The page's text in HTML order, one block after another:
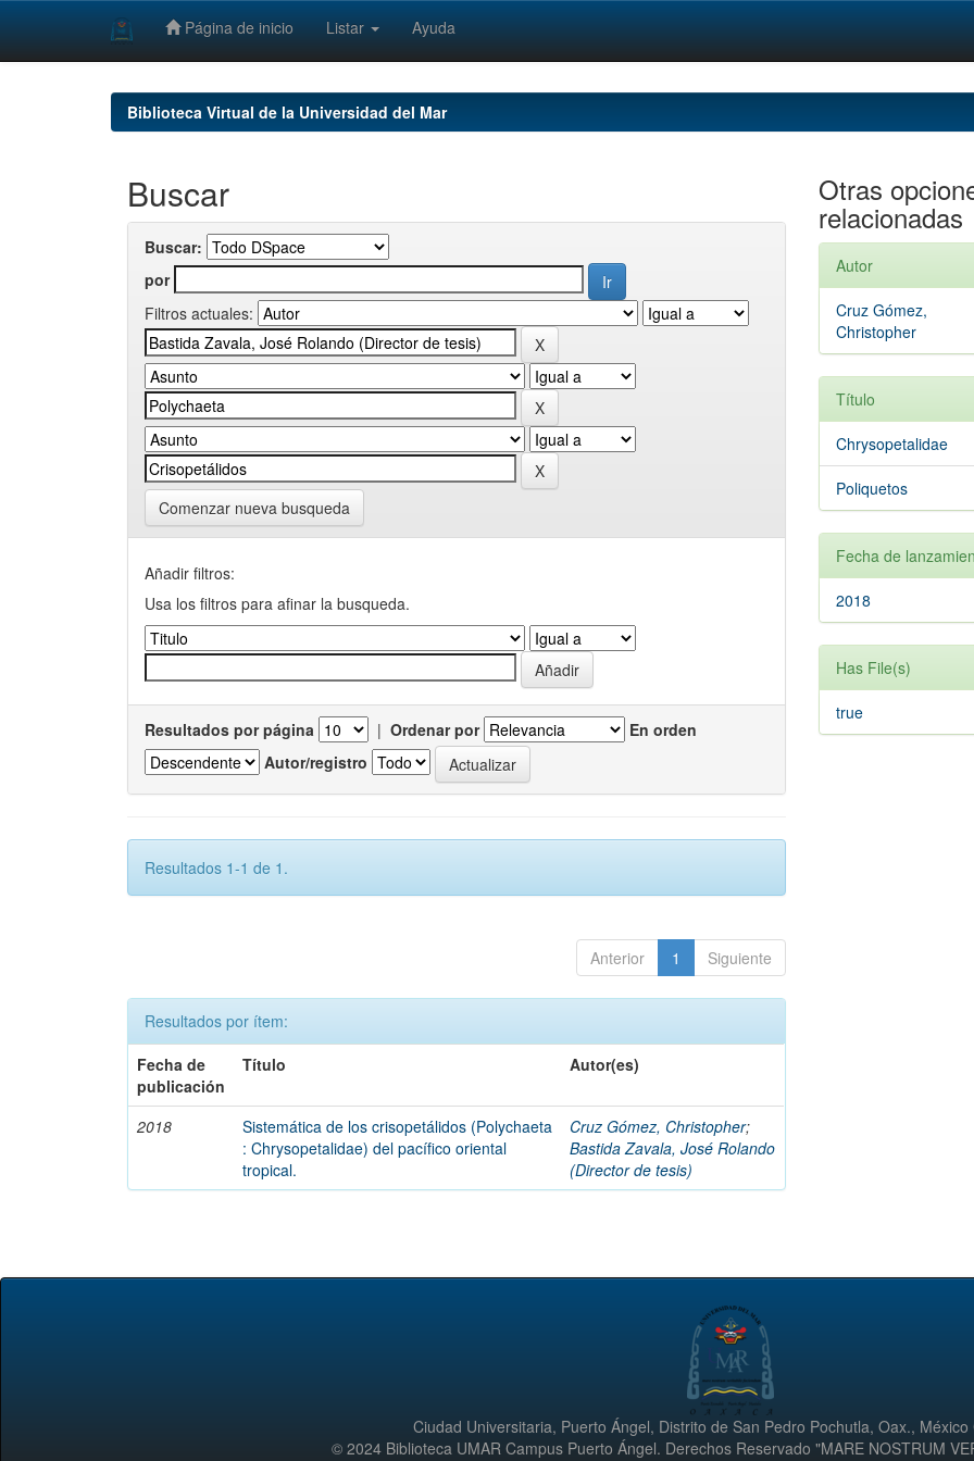
Página de inicio Listar Ayuda
Biblioteca Virtual de la Universidad del Mar
Buscar
Buscar:
por
Filtros actuales:
Comenzar nueva busqueda
Añadir filtros:
Usa los filtros para afinar la busqueda.
Resultados por página | Ordenar por
En orden
Autor/registro
Resultados 1-1 de 1.
Anterior 1 Siguiente
Resultados por ítem:
Fecha de
publicación
Título Autor(es)
2018
Sistemática de los crisopetálidos (Polychaeta
: Chrysopetalidae) del pacífico oriental
tropical.
Cruz Gómez, Christopher;
Bastida Zavala, José Rolando
(Director de tesis)
Otras
relacionadas
Autor
Cruz Gómez,
Christopher
Título
Chrysopetalidae
Poliquetos
Fecha de
2018
Has File(s)
true
Ciudad Universitaria, Puerto Ángel, Distrito de San Pedro Pochutla, Oax., México
© 2024 Biblioteca UMAR Campus Puerto Ángel. Derechos Reservado "MARE NOSTRUM